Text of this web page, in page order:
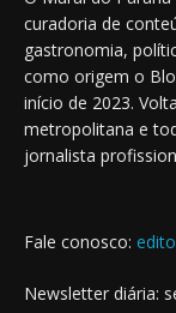
curadoria de
gastronomia,
como origem o
início de 2023.
metropolitana e
jornalista
Fale conosco:
Newsletter diária: